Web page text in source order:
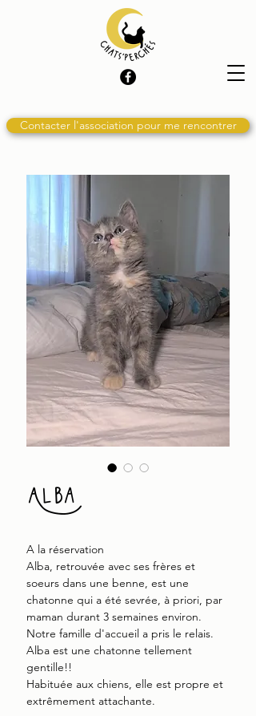
Contacter l'association pour me rencontrer
Alba
A la réservation
Alba, retrouvée avec ses frères et
soeurs dans une benne, est une
chatonne qui a été sevrée, à priori, par
maman durant 3 semaines environ.
Notre famille d'accueil a pris le relais.
Alba est une chatonne tellement
gentille!!
Habituée aux chiens, elle est propre et
extrêmement attachante.